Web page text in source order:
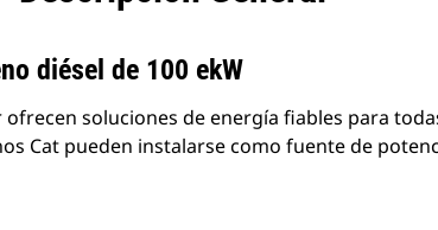
diésel de 100 ekW
soluciones de energía fiables para
Cat pueden instalarse como fuente de